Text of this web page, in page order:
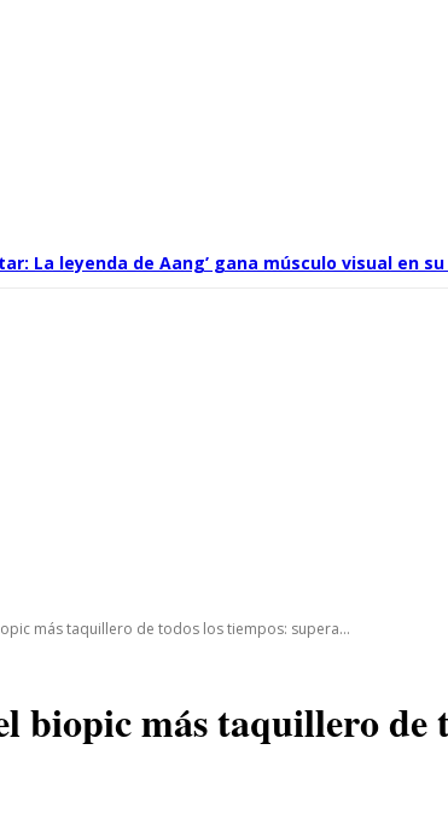
La leyenda de Aang’ gana músculo visual en
más taquillero de todos los tiempos: supera...
biopic más taquillero